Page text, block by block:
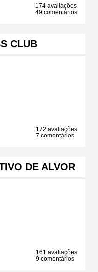
174 avaliações
49 comentários
CLUB
172 avaliações
7 comentários
DE ALVOR
161 avaliações
9 comentários